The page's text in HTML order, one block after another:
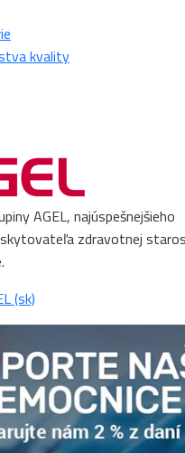
kvality
AGEL, najúspešnejšieho
zdravotnej
(sk)